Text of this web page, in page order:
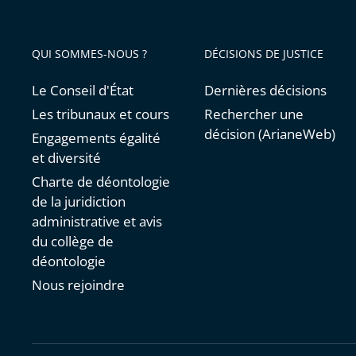
QUI SOMMES-NOUS ?
Le Conseil d'État
Les tribunaux et cours
Engagements égalité
et diversité
Charte de déontologie
de la juridiction
administrative et avis
du collège de
déontologie
Nous rejoindre
DÉCISIONS DE JUSTICE
Dernières décisions
Rechercher une
décision (ArianeWeb)